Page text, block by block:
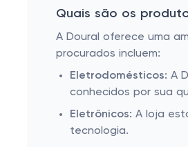
Quais são os
A Doural oferece uma
procurados incluem:
Eletrodomésticos: A
conhecidos por sua
Eletrônicos: A loja
tecnologia.